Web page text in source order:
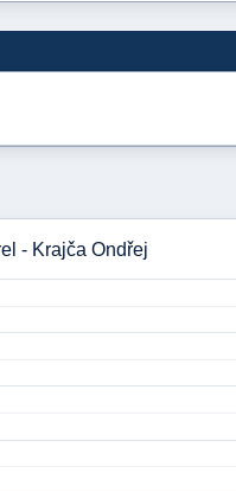
- Krajča Ondřej